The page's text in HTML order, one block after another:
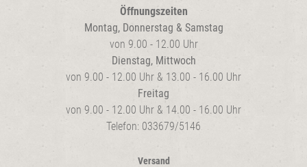
Öffnungszeiten
Montag, Donnerstag & Samstag
von 9.00 - 12.00 Uhr
Dienstag, Mittwoch
von 9.00 - 12.00 Uhr & 13.00 - 16.00 Uhr
Freitag
von 9.00 - 12.00 Uhr & 14.00 - 16.00 Uhr
Telefon: 033679/5146
Versand